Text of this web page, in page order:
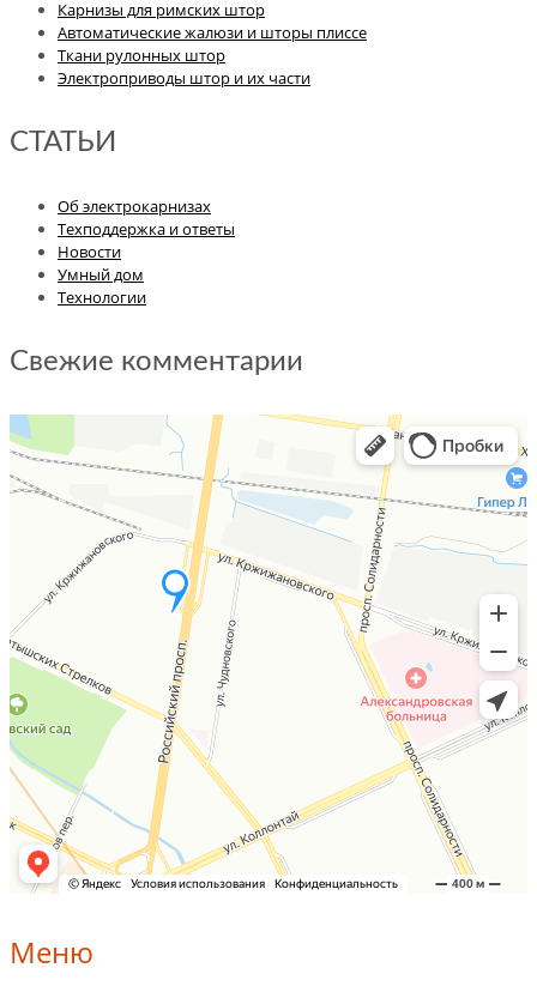
Карнизы для римских штор
Автоматические жалюзи и шторы плиссе
Ткани рулонных штор
Электроприводы штор и их части
СТАТЬИ
Об электрокарнизах
Техподдержка и ответы
Новости
Умный дом
Технологии
Свежие комментарии
Меню